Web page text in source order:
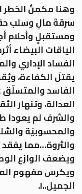
وهنا مكمنُ الخطر
سرقةَ مالٍ وسلب
ومستقبلٍ وأحلام
الياقات البيضاء
الفساد الإداري
يقتلُ الكفاءة،
الفاسدَ والمتسلّق
العدالة، وتنهار
والشرف لم يعودا
والمحسوبيّة
والثروة…مما
ويضعف الوازع
ويكرس مفهوم
الجميل..!.